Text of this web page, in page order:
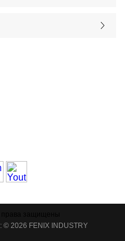
: © 2026 FENIX INDUSTRY